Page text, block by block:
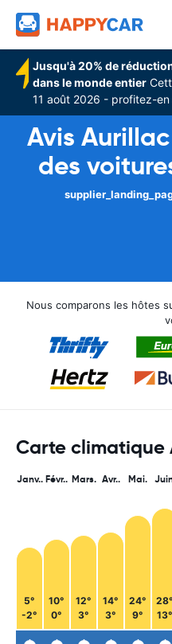
Jusqu'à 20% de
dans le monde entier
11 août 2026 - profitez-
Avis
des
Nous comparons les hôtes
Carte climatique
Janv..
5°
-2°
Févr..
10°
0°
Mars.
12°
3°
Avr..
14°
3°
Mai.
24°
9°
28°
13°